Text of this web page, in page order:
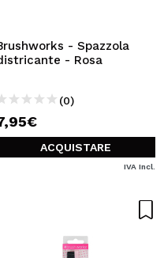
- Spazzola
- Rosa
(0)
ACQUISTARE
IVA Incl.